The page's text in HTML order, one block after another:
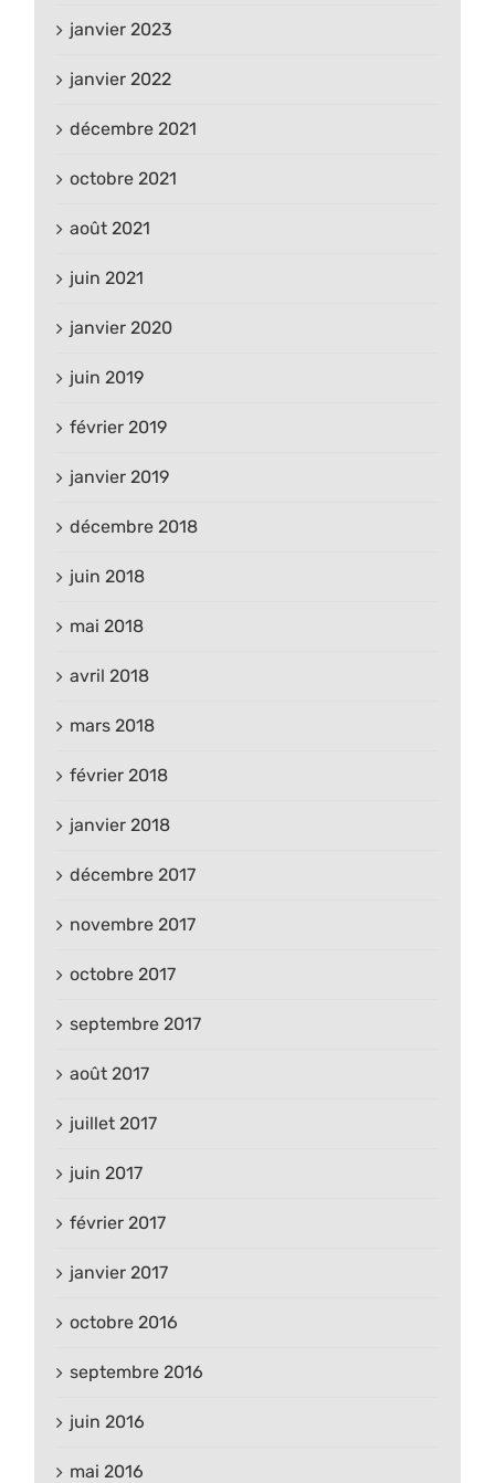
janvier 2023
janvier 2022
décembre 2021
octobre 2021
août 2021
juin 2021
janvier 2020
juin 2019
février 2019
janvier 2019
décembre 2018
juin 2018
mai 2018
avril 2018
mars 2018
février 2018
janvier 2018
décembre 2017
novembre 2017
octobre 2017
septembre 2017
août 2017
juillet 2017
juin 2017
février 2017
janvier 2017
octobre 2016
septembre 2016
juin 2016
mai 2016